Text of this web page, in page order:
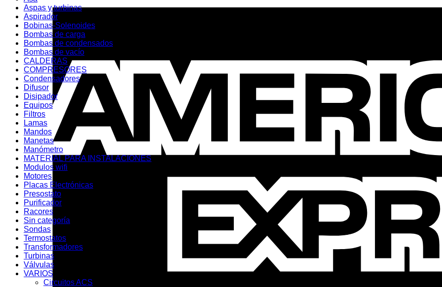
Aspas y turbinas
Aspirador
Bobinas-Solenoides
Bombas de carga
Bombas de condensados
Bombas de vacío
CALDERAS
COMPRESORES
Condensadores
Difusor
Disipador
Equipos
Filtros
Lamas
Mandos
Manetas
Manómetro
MATERIAL PARA INSTALACIONES
Modulos wifi
Motores
Placas Electrónicas
Presostato
Purificador
Racores
Sin categoría
Sondas
Termostatos
Transformadores
Turbinas
Válvulas
VARIOS
Circuitos ACS